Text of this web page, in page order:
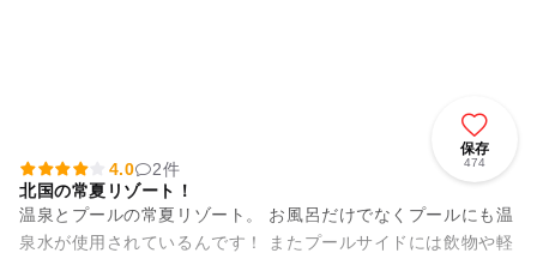
保存
474
4.0
2件
北国の常夏リゾート！
温泉とプールの常夏リゾート。 お風呂だけでなくプールにも温
泉水が使用されているんです！ またプールサイドには飲物や軽